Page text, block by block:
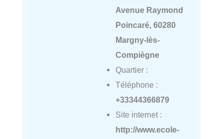
Avenue Raymond
Poincaré, 60280
Margny-lès-
Compiègne
Quartier :
Téléphone :
+33344366879
Site internet :
http://www.ecole-